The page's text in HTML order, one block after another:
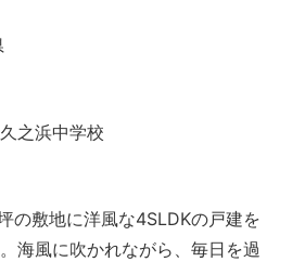
之浜中学校
の敷地に洋風な4SLDKの戸建を
海風に吹かれながら、毎日を過